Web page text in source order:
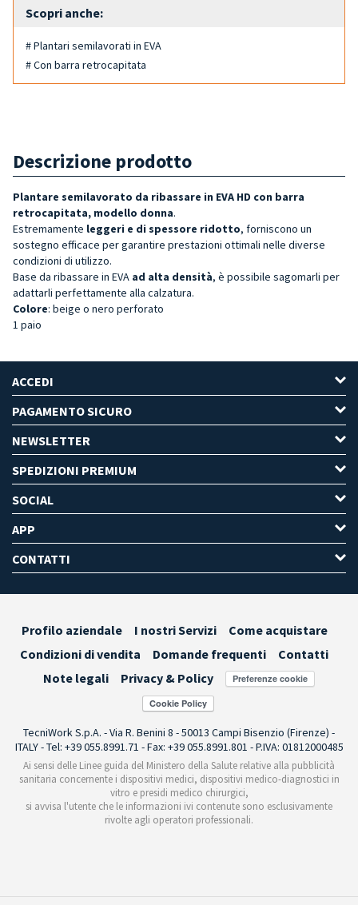
Scopri anche:
# Plantari semilavorati in EVA
# Con barra retrocapitata
Descrizione prodotto
Plantare semilavorato da ribassare in EVA HD con barra
retrocapitata, modello donna.
Estremamente leggeri e di spessore ridotto, forniscono un
sostegno efficace per garantire prestazioni ottimali nelle diverse
condizioni di utilizzo.
Base da ribassare in EVA ad alta densità, è possibile sagomarli per
adattarli perfettamente alla calzatura.
Colore: beige o nero perforato
1 paio
ACCEDI
PAGAMENTO SICURO
NEWSLETTER
SPEDIZIONI PREMIUM
SOCIAL
APP
CONTATTI
Profilo aziendale I nostri Servizi
Come acquistare
Condizioni di vendita
Domande frequenti
Contatti
Note legali
Privacy & Policy Preferenze cookie
TecniWork S.p.A. - Via R. Benini 8 - 50013 Campi Bisenzio (Firenze) -
ITALY - Tel: +39 055.8991.71 - Fax: +39 055.8991.801 - P.IVA: 01812000485
Ai sensi delle Linee guida del Ministero della Salute relative alla pubblicità
sanitaria concernente i dispositivi medici, dispositivi medico-diagnostici in
vitro e presidi medico chirurgici,
si avvisa l'utente che le informazioni ivi contenute sono esclusivamente
rivolte agli operatori professionali.